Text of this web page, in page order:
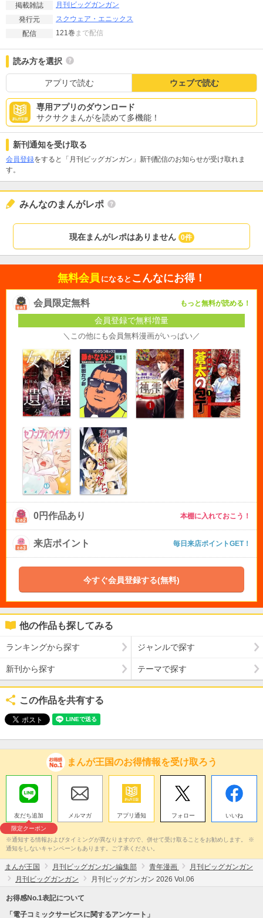
掲載雑誌
月刊ビッグガンガン
発行元
スクウェア・エニックス
配信
121巻 まで配信
読み方を選択
アプリで読む ウェブで読む
専用アプリのダウンロード
サクサクまんがを読めて多機能！
新刊通知を受け取る
会員登録をすると「月刊ビッグガンガン」新刊配信のお知らせが受け取れま
す。
みんなのまんがレポ
現在まんがレポはありません 0件
無料会員 になると こんなにお得！
会員限定無料 もっと無料が読める！
会員登録で無料増量
＼この他にも会員無料漫画がいっぱい／
0円作品あり 本棚に入れておこう！
来店ポイント 毎日来店ポイントGET！
今すぐ会員登録する(無料)
他の作品も探してみる
ランキングから探す ジャンルで探す
新刊から探す テーマで探す
この作品を共有する
まんが王国のお得情報を受け取ろう
友だち追加
限定クーポン
メルマガ アプリ通知 フォロー いいね
※通知する情報およびタイミングが異なりますので、併せて受け取ることをお勧めします。 ※
通知をしないキャンペーンもあります。ご了承ください。
まんが王国 月刊ビッグガンガン編集部 青年漫画
月刊ビッグガンガン
月刊ビッグガンガン
月刊ビッグガンガン 2026 Vol.06
お得感No.1表記について
「電子コミックサービスに関するアンケート」